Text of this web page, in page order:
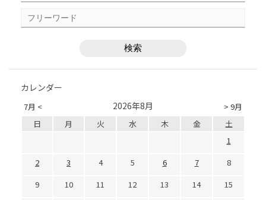
カレンダー
7月 < > 9月
2026年8月
日 月 火 水 木 金
土
1
2
3 4 5 6 7
8
9
10 11 12 13 14
15